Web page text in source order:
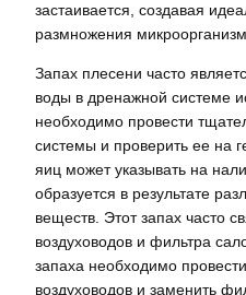
застаивается, создавая
размножения
Запах плесени часто
воды в дренажной системе
необходимо провести
системы и проверить ее на
яиц может указывать на
образуется в результате
веществ. Этот запах часто
воздуховодов и фильтра
запаха необходимо
воздуховодов и заменить